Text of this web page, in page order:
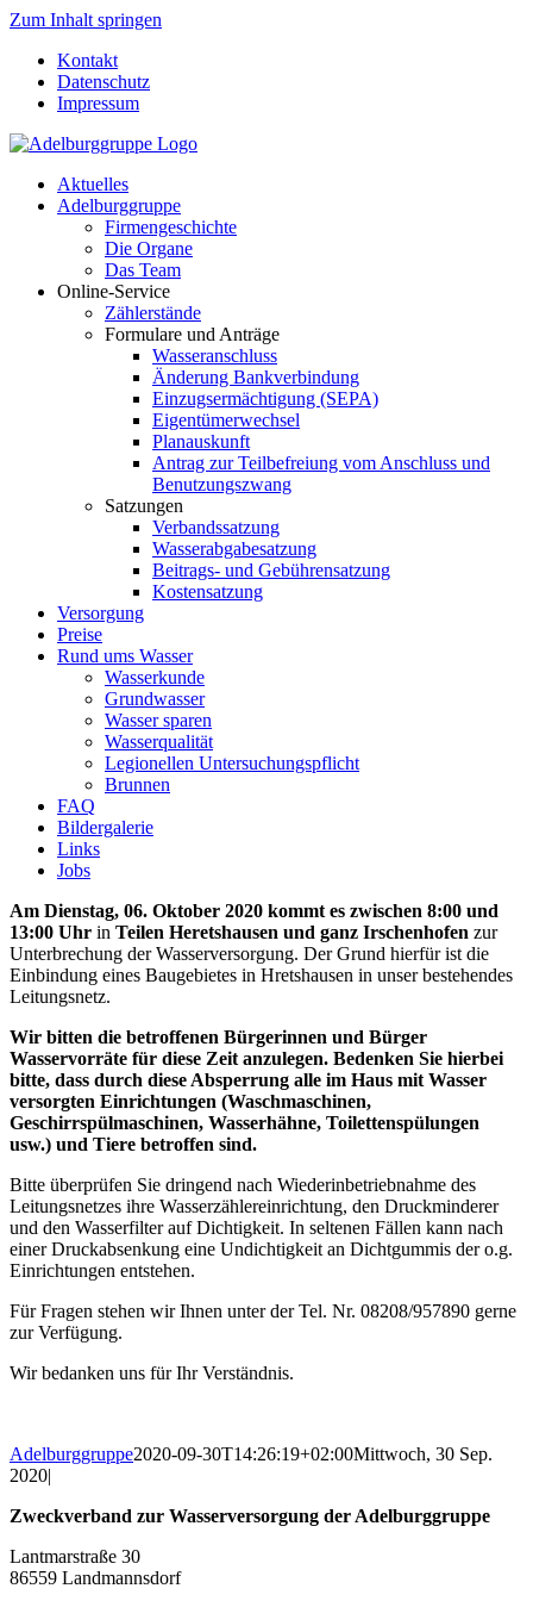
Zum Inhalt springen
Kontakt
Datenschutz
Impressum
Aktuelles
Adelburggruppe
Firmengeschichte
Die Organe
Das Team
Online-Service
Zählerstände
Formulare und Anträge
Wasseranschluss
Änderung Bankverbindung
Einzugsermächtigung (SEPA)
Eigentümerwechsel
Planauskunft
Antrag zur Teilbefreiung vom Anschluss und
Benutzungszwang
Satzungen
Verbandssatzung
Wasserabgabesatzung
Beitrags- und Gebührensatzung
Kostensatzung
Versorgung
Preise
Rund ums Wasser
Wasserkunde
Grundwasser
Wasser sparen
Wasserqualität
Legionellen Untersuchungspflicht
Brunnen
FAQ
Bildergalerie
Links
Jobs
Am Dienstag, 06. Oktober 2020 kommt es zwischen 8:00 und
13:00 Uhr in Teilen Heretshausen und ganz Irschenhofen zur
Unterbrechung der Wasserversorgung. Der Grund hierfür ist die
Einbindung eines Baugebietes in Hretshausen in unser bestehendes
Leitungsnetz.
Wir bitten die betroffenen Bürgerinnen und Bürger
Wasservorräte für diese Zeit anzulegen. Bedenken Sie hierbei
bitte, dass durch diese Absperrung alle im Haus mit Wasser
versorgten Einrichtungen (Waschmaschinen,
Geschirrspülmaschinen, Wasserhähne, Toilettenspülungen
usw.) und Tiere betroffen sind.
Bitte überprüfen Sie dringend nach Wiederinbetriebnahme des
Leitungsnetzes ihre Wasserzählereinrichtung, den Druckminderer
und den Wasserfilter auf Dichtigkeit. In seltenen Fällen kann nach
einer Druckabsenkung eine Undichtigkeit an Dichtgummis der o.g.
Einrichtungen entstehen.
Für Fragen stehen wir Ihnen unter der Tel. Nr. 08208/957890 gerne
zur Verfügung.
Wir bedanken uns für Ihr Verständnis.
Adelburggruppe2020-09-30T14:26:19+02:00Mittwoch, 30 Sep.
2020|
Zweckverband zur Wasserversorgung der Adelburggruppe
Lantmarstraße 30
86559 Landmannsdorf